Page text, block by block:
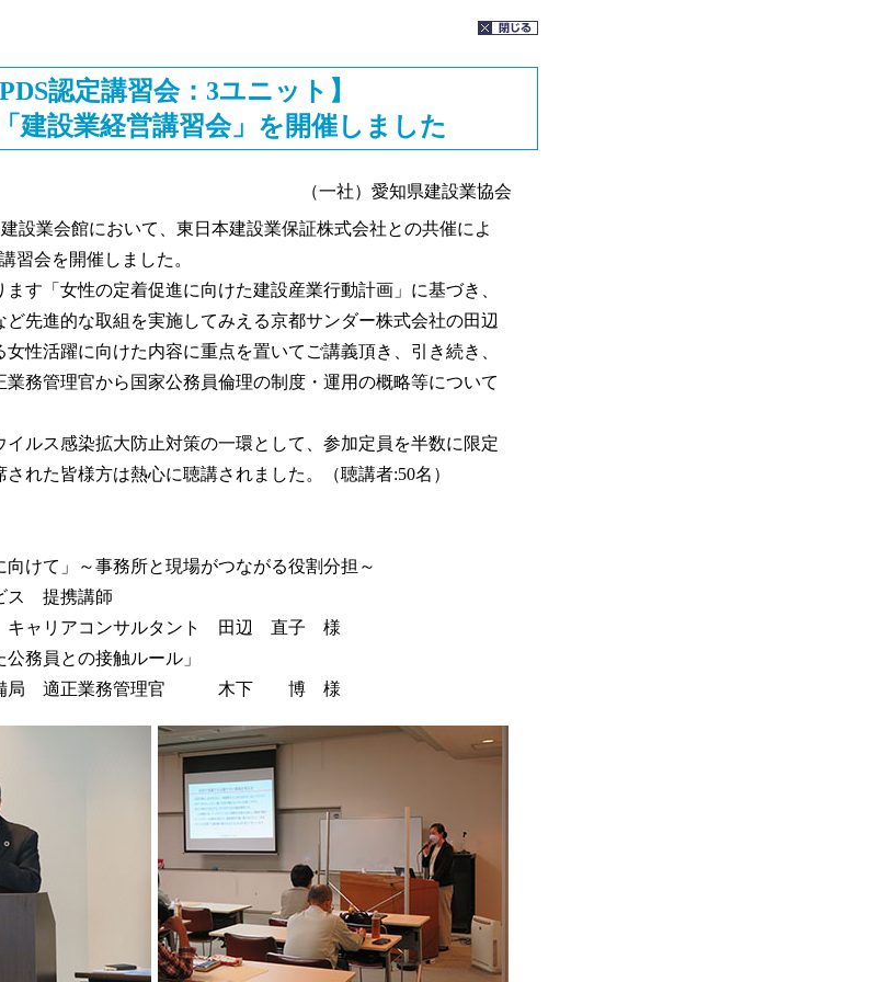
認定講習会：3ユニット】
建設業経営講習会」を開催しました
（一社）愛知県建設業協会
設業会館において、東日本建設業保証株式会社との共催によ
習会を開催しました。
す「女性の定着促進に向けた建設産業行動計画」に基づき、
先進的な取組を実施してみえる京都サンダー株式会社の田辺
性活躍に向けた内容に重点を置いてご講義頂き、引き続き、
務管理官から国家公務員倫理の制度・運用の概略等について
ルス感染拡大防止対策の一環として、参加定員を半数に限定
れた皆様方は熱心に聴講されました。（聴講者:50名）
向けて」～事務所と現場がつながる役割分担～
ス 提携講師
キャリアコンサルタント 田辺 直子 様
務員との接触ルール」
備局 適正業務管理官 木下 博 様